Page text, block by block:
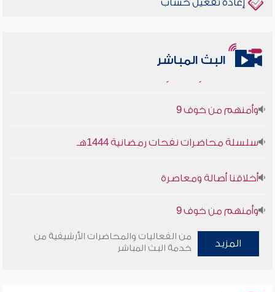
إعادة تفعيل حساب
البث المباشر
أخلاقنا أصالة ومعاصرة
المزيد
من الفعاليات والمحاضرات الأرشيفية من
خدمة البث المباشر